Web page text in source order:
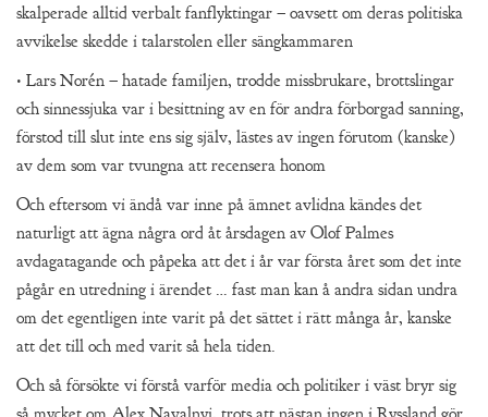
skalperade alltid verbalt fanflyktingar – oavsett om deras politiska
avvikelse skedde i talarstolen eller sängkammaren
• Lars Norén – hatade familjen, trodde missbrukare, brottslingar
och sinnessjuka var i besittning av en för andra förborgad sanning,
förstod till slut inte ens sig själv, lästes av ingen förutom (kanske)
av dem som var tvungna att recensera honom
Och eftersom vi ändå var inne på ämnet avlidna kändes det
naturligt att ägna några ord åt årsdagen av Olof Palmes
avdagatagande och påpeka att det i år var första året som det inte
pågår en utredning i ärendet … fast man kan å andra sidan undra
om det egentligen inte varit på det sättet i rätt många år, kanske
att det till och med varit så hela tiden.
Och så försökte vi förstå varför media och politiker i väst bryr sig